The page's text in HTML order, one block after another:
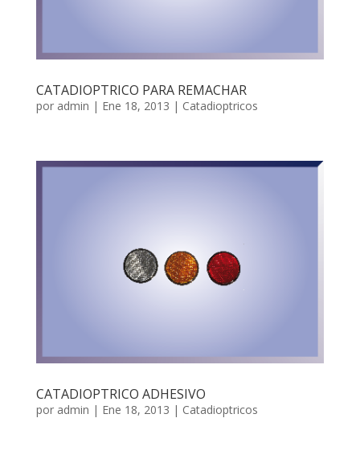
CATADIOPTRICO PARA REMACHAR
por admin | Ene 18, 2013 | Catadioptricos
CATADIOPTRICO ADHESIVO
por admin | Ene 18, 2013 | Catadioptricos